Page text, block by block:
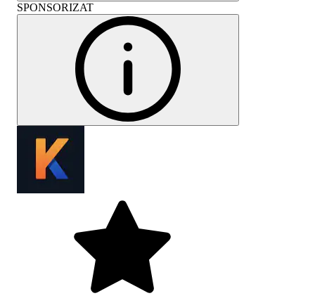
SPONSORIZAT